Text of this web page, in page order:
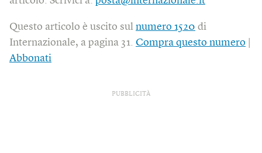
Questo articolo è uscito sul numero 1520 di
Internazionale, a pagina 31. Compra questo numero
Abbonati
PUBBLICITÀ